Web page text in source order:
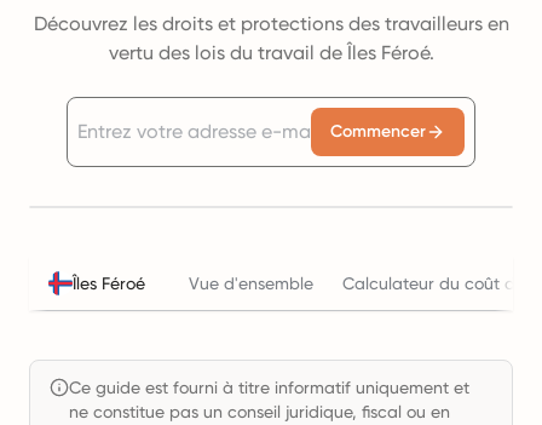
Découvrez les droits et protections des travailleurs en
vertu des lois du travail de Îles Féroé.
Commencer
Îles Féroé Vue d'ensemble Calculateur du coût de
Ce guide est fourni à titre informatif uniquement et
ne constitue pas un conseil juridique, fiscal ou en